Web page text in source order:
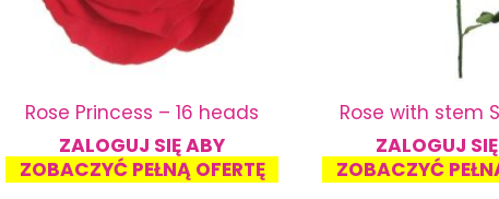
Rose Princess – 16 heads
ZALOGUJ SIĘ ABY
ZOBACZYĆ PEŁNĄ OFERTĘ
Rose with stem
ZALOGUJ
ZOBACZYĆ